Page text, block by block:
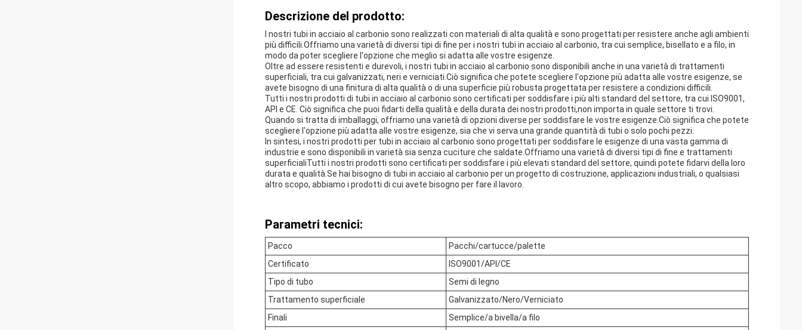
Descrizione del prodotto:
I nostri tubi in acciaio al carbonio sono realizzati con materiali di alta qualità e sono progettati per resistere anche agli ambienti
più difficili.Offriamo una varietà di diversi tipi di fine per i nostri tubi in acciaio al carbonio, tra cui semplice, bisellato e a filo, in
modo da poter scegliere l'opzione che meglio si adatta alle vostre esigenze.
Oltre ad essere resistenti e durevoli, i nostri tubi in acciaio al carbonio sono disponibili anche in una varietà di trattamenti
superficiali, tra cui galvanizzati, neri e verniciati.Ciò significa che potete scegliere l'opzione più adatta alle vostre esigenze, se
avete bisogno di una finitura di alta qualità o di una superficie più robusta progettata per resistere a condizioni difficili.
Tutti i nostri prodotti di tubi in acciaio al carbonio sono certificati per soddisfare i più alti standard del settore, tra cui ISO9001,
API e CE. Ciò significa che puoi fidarti della qualità e della durata dei nostri prodotti,non importa in quale settore ti trovi.
Quando si tratta di imballaggi, offriamo una varietà di opzioni diverse per soddisfare le vostre esigenze.Ciò significa che potete
scegliere l'opzione più adatta alle vostre esigenze, sia che vi serva una grande quantità di tubi o solo pochi pezzi.
In sintesi, i nostri prodotti per tubi in acciaio al carbonio sono progettati per soddisfare le esigenze di una vasta gamma di
industrie e sono disponibili in varietà sia senza cuciture che saldate.Offriamo una varietà di diversi tipi di fine e trattamenti
superficialiTutti i nostri prodotti sono certificati per soddisfare i più elevati standard del settore, quindi potete fidarvi della loro
durata e qualità.Se hai bisogno di tubi in acciaio al carbonio per un progetto di costruzione, applicazioni industriali, o qualsiasi
altro scopo, abbiamo i prodotti di cui avete bisogno per fare il lavoro.
Parametri tecnici:
Pacco
Pacchi/cartucce/palette
Certificato
ISO9001/API/CE
Tipo di tubo
Semi di legno
Trattamento superficiale
Galvanizzato/Nero/Verniciato
Finali
Semplice/a bivella/a filo